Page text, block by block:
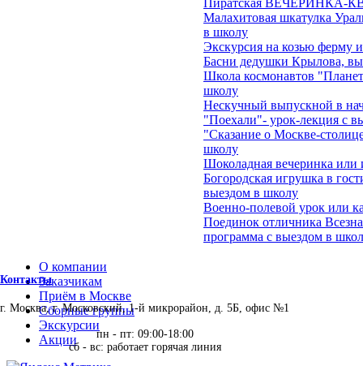
Малахитовая шкатулка
в школу
Экскурсия на козью ферму
Басни дедушки Крылова,
Школа космонавтов
школу
Нескучный выпускной в
"Поехали"- урок-лекция с
"Сказание о Москве-
школу
Шоколадная вечеринка или
Богородская игрушка в
выездом в школу
Военно-полевой урок или
Поединок отличника
программа с выездом в
Контакты
г. Москва, г. Московский, 1-й микрорайон, д. 5Б, офис №1
пн - пт: 09:00-18:00
сб - вс: работает горячая линия
О компании
Заказчикам
Приём в Москве
Сборные группы
Экскурсии
Акции